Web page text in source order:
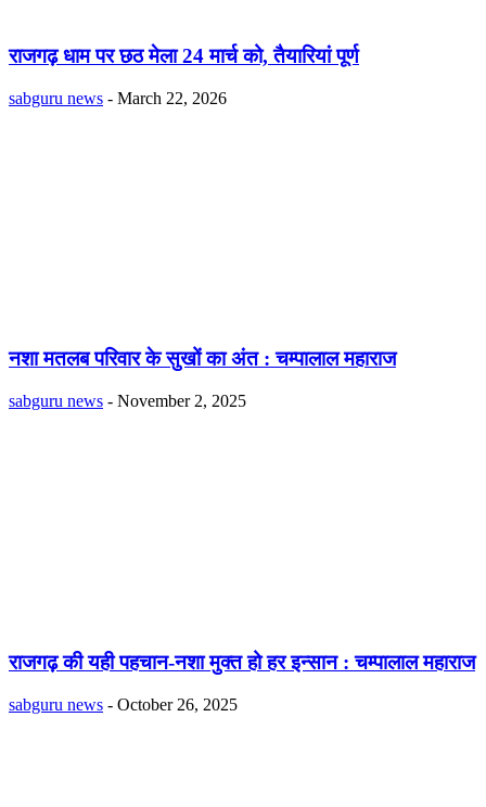
राजगढ़ धाम पर छठ मेला 24 मार्च को, तैयारियां पूर्ण
sabguru news - March 22, 2026
नशा मतलब परिवार के सुखों का अंत : चम्पालाल महाराज
sabguru news - November 2, 2025
राजगढ़ की यही पहचान-नशा मुक्त हो हर इन्सान : चम्पालाल महाराज
sabguru news - October 26, 2025